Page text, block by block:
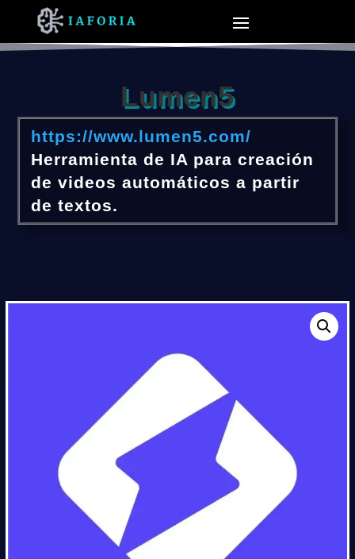
Lumen5
https://www.lumen5.com/
Herramienta de IA para creación
de videos automáticos a partir
de textos.